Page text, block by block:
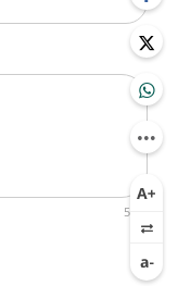
500